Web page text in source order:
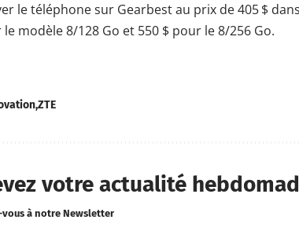
le téléphone sur Gearbest au prix de 405 $
modèle 8/128 Go et 550 $ pour le 8/256 Go.
ZTE
votre actualité
à notre Newsletter